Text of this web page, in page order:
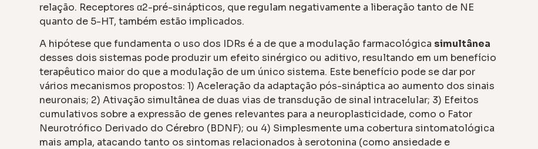
relação. Receptores α2-pré-sinápticos, que regulam negativamente a liberação tanto de NE
quanto de 5-HT, também estão implicados.
A hipótese que fundamenta o uso dos IDRs é a de que a modulação farmacológica simultânea
desses dois sistemas pode produzir um efeito sinérgico ou aditivo, resultando em um benefício
terapêutico maior do que a modulação de um único sistema. Este benefício pode se dar por
vários mecanismos propostos: 1) Aceleração da adaptação pós-sináptica ao aumento dos sinais
neuronais; 2) Ativação simultânea de duas vias de transdução de sinal intracelular; 3) Efeitos
cumulativos sobre a expressão de genes relevantes para a neuroplasticidade, como o Fator
Neurotrófico Derivado do Cérebro (BDNF); ou 4) Simplesmente uma cobertura sintomatológica
mais ampla, atacando tanto os sintomas relacionados à serotonina (como ansiedade e